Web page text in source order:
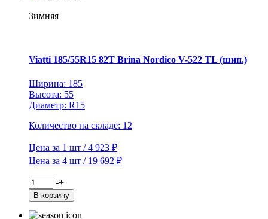
Vettore
TL
Зимняя
Viatti 185/55R15 82T Brina Nordico V-522 TL (шип.)
Ширина: 185
Высота: 55
Диаметр: R15
Количество на складе: 12
Цена за 1 шт / 4 923 ₽
Цена за 4 шт / 19 692 ₽
Количество
товара
Viatti
185/55R15
-+
В корзину